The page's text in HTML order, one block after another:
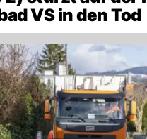
VS in den Tod